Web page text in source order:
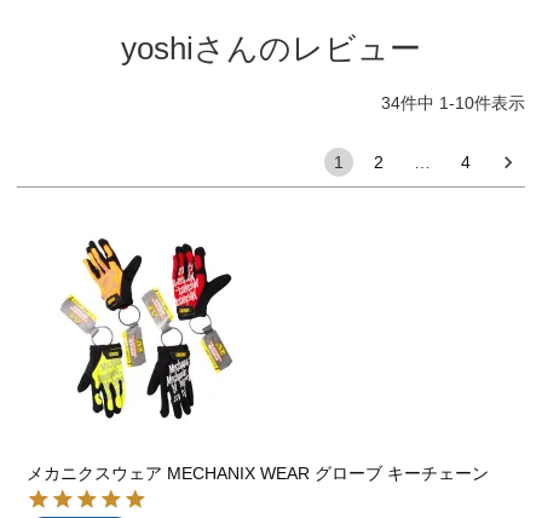
yoshiさんのレビュー
34件中 1-10件表示
1 2 4
メカニクスウェア MECHANIX WEAR グローブ キーチェーン